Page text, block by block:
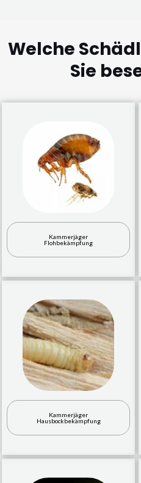
Welche
Sie
Kammerjäger
Flohbekämpfung
Kammerjäger
Hausbockbekämpfung